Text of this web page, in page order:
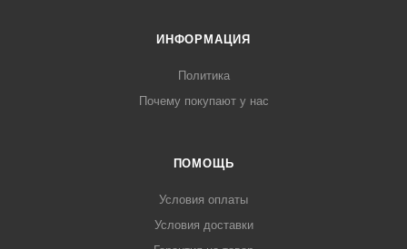
ИНФОРМАЦИЯ
Политика
Почему покупают у нас
ПОМОЩЬ
Условия оплаты
Условия доставки